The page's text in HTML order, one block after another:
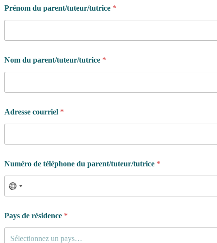
Prénom du parent/tuteur/tutrice *
t
é
é
h
n
d
Nom du parent/tuteur/tutrice *
Adresse courriel *
Numéro de téléphone du parent/tuteur/tutrice *
Pays de résidence *
Sélectionnez un pays…